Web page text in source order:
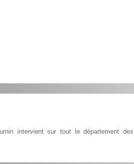
intervient sur tout le département des